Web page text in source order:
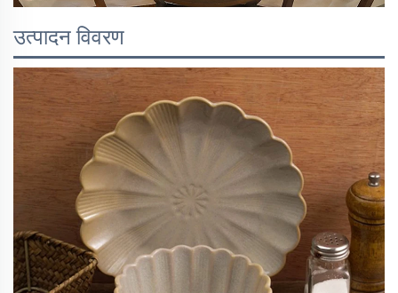
उत्पादन विवरण